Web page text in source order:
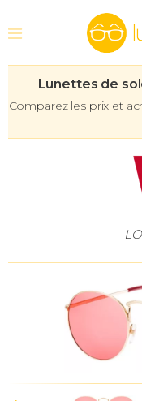
Lunettes de
Comparez les prix et